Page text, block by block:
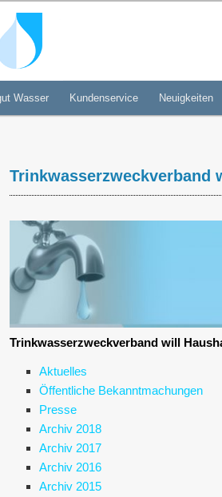
Wasser Kundenservice Neuigkeiten
Trinkwasserzweckverband
Trinkwasserzweckverband will
Aktuelles
Öffentliche Bekanntmachungen
Presse
Archiv 2018
Archiv 2017
Archiv 2016
Archiv 2015